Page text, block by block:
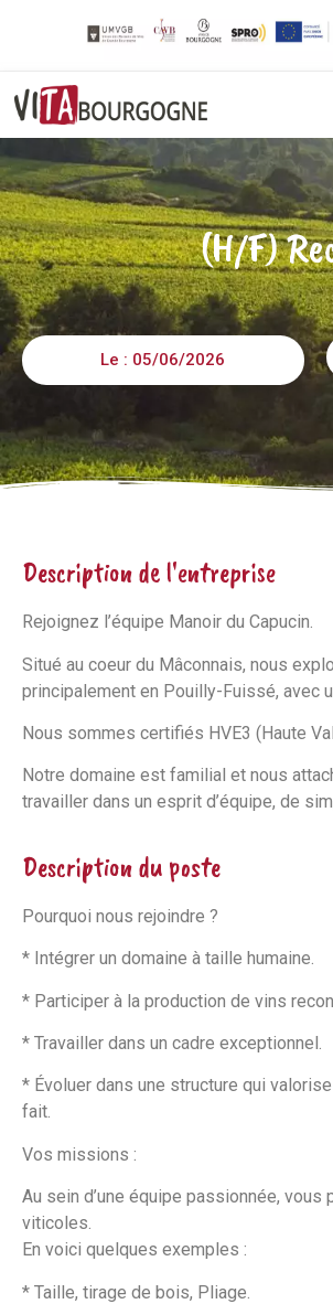
(H/F)
Le : 05/06/2026
Description de l'entreprise
Rejoignez l’équipe Manoir du Capucin.
Situé au coeur du Mâconnais, nous
principalement en Pouilly-Fuissé, avec
Nous sommes certifiés HVE3 (Haute
Notre domaine est familial et nous
travailler dans un esprit d’équipe, de
Description du poste
Pourquoi nous rejoindre ?
* Intégrer un domaine à taille humaine.
* Participer à la production de vins
* Travailler dans un cadre exceptionnel.
* Évoluer dans une structure qui
fait.
Vos missions :
Au sein d’une équipe passionnée,
viticoles.
En voici quelques exemples :
* Taille, tirage de bois, Pliage.